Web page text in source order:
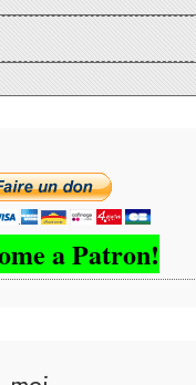
a Patron!